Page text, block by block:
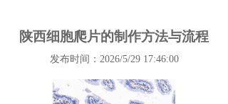
陕西细胞爬片的制作方法与流程
发布时间：2026/5/29 17:46:00